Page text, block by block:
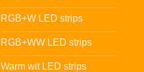
RGB+W LED strips
RGB+WW LED strips
Warm wit LED strips